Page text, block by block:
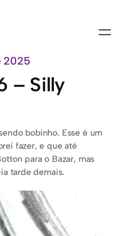
2025
– Silly
bobinho. Esse é um
fazer, e que até
para o Bazar, mas
tarde demais.